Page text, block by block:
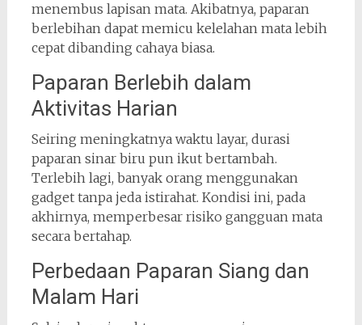
menembus lapisan mata. Akibatnya, paparan
berlebihan dapat memicu kelelahan mata lebih
cepat dibanding cahaya biasa.
Paparan Berlebih dalam
Aktivitas Harian
Seiring meningkatnya waktu layar, durasi
paparan sinar biru pun ikut bertambah.
Terlebih lagi, banyak orang menggunakan
gadget tanpa jeda istirahat. Kondisi ini, pada
akhirnya, memperbesar risiko gangguan mata
secara bertahap.
Perbedaan Paparan Siang dan
Malam Hari